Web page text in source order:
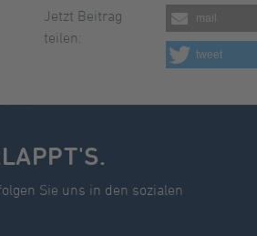
Jetzt Beitrag
teilen:
mail
tweet
Sie uns in den sozialen